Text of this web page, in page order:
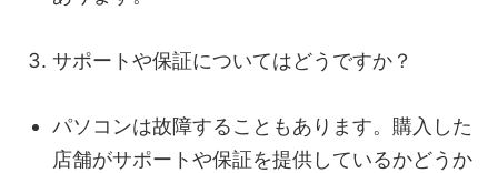
サポートや保証についてはどうですか？
パソコンは故障することもあります。購入した
店舗がサポートや保証を提供しているかどうか